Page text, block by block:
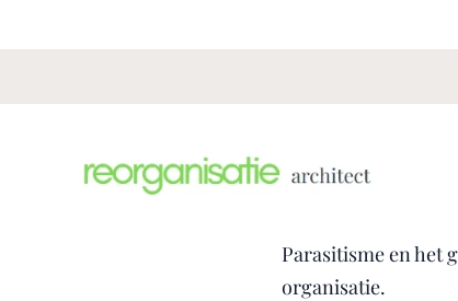
Parasitisme en het
organisatie.